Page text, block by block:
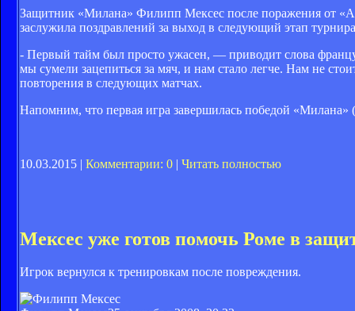
Защитник «Милана» Филипп Мексес после поражения от
заслужила поздравлений за выход в следующий этап
- Первый тайм был просто ужасен, — приводит слова
мы сумели зацепиться за мяч, и нам стало легче. Нам не
повторения в следующих матчах.
Напомним, что первая игра завершилась победой «Милана»
10.03.2015 | Комментарии: 0 | Читать полностью
Мексес уже готов помочь Роме в
Игрок вернулся к тренировкам после повреждения.